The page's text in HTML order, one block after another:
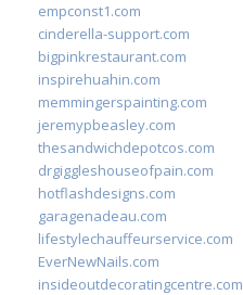
empconst1.com
cinderella-support.com
bigpinkrestaurant.com
inspirehuahin.com
memmingerspainting.com
jeremypbeasley.com
thesandwichdepotcos.com
drgiggleshouseofpain.com
hotflashdesigns.com
garagenadeau.com
lifestylechauffeurservice.com
EverNewNails.com
insideoutdecoratingcentre.com